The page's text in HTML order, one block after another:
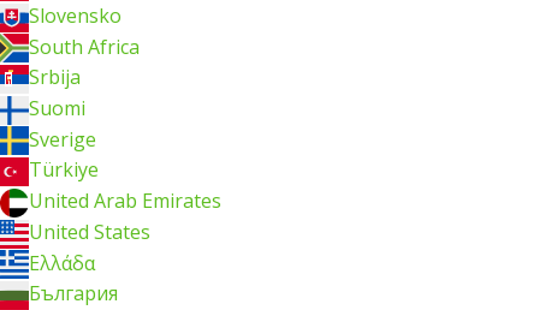
Slovensko
South Africa
Srbija
Suomi
Sverige
Türkiye
United Arab Emirates
United States
Ελλάδα
България